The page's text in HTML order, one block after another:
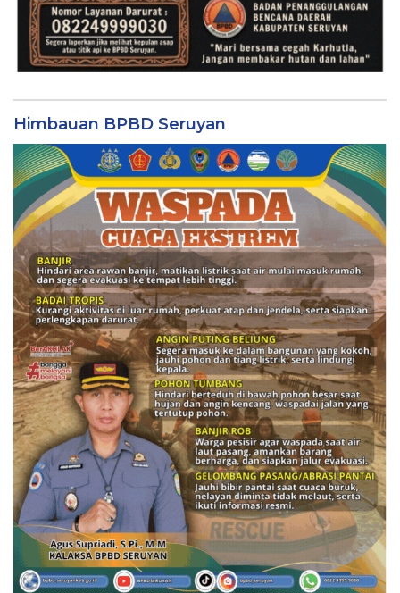
Himbauan BPBD Seruyan